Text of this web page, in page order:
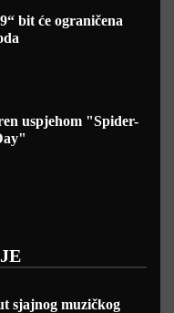
bit će ograničena
uspjehom "Spider-
sjajnog muzičkog